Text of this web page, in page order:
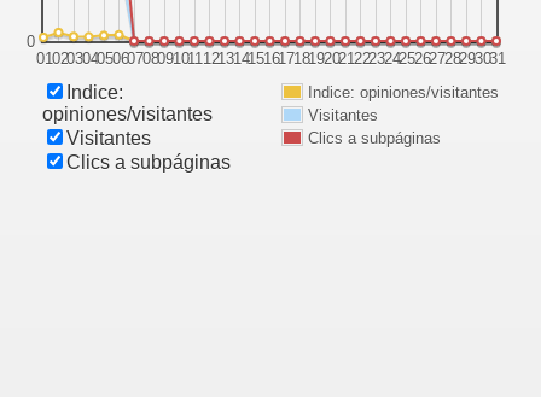
01020304050607080910111213141516171819202122232425262728293031
0
Indice: opiniones/visitantes
Visitantes
Clics a subpáginas
Indice:
opiniones/visitantes
Visitantes
Clics a subpáginas